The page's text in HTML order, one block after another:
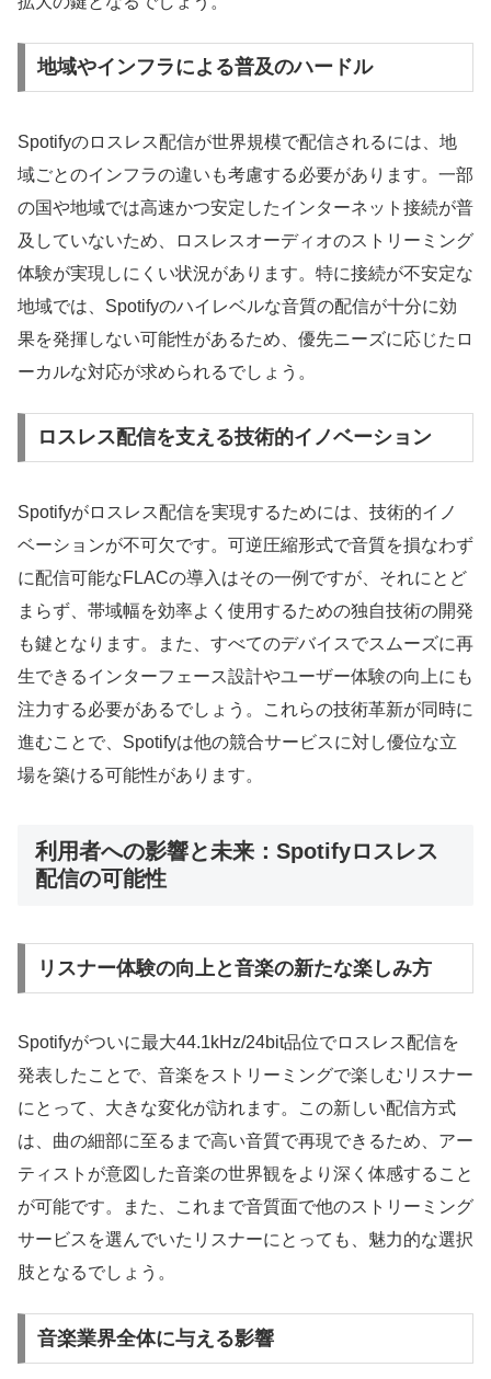
地域やインフラによる普及のハードル
Spotifyのロスレス配信が世界規模で配信されるには、地
域ごとのインフラの違いも考慮する必要があります。一部
の国や地域では高速かつ安定したインターネット接続が普
及していないため、ロスレスオーディオのストリーミング
体験が実現しにくい状況があります。特に接続が不安定な
地域では、Spotifyのハイレベルな音質の配信が十分に効
果を発揮しない可能性があるため、優先ニーズに応じたロ
ーカルな対応が求められるでしょう。
ロスレス配信を支える技術的イノベーション
Spotifyがロスレス配信を実現するためには、技術的イノ
ベーションが不可欠です。可逆圧縮形式で音質を損なわず
に配信可能なFLACの導入はその一例ですが、それにとど
まらず、帯域幅を効率よく使用するための独自技術の開発
も鍵となります。また、すべてのデバイスでスムーズに再
生できるインターフェース設計やユーザー体験の向上にも
注力する必要があるでしょう。これらの技術革新が同時に
進むことで、Spotifyは他の競合サービスに対し優位な立
場を築ける可能性があります。
利用者への影響と未来：Spotifyロスレス
配信の可能性
リスナー体験の向上と音楽の新たな楽しみ方
Spotifyがついに最大44.1kHz/24bit品位でロスレス配信を
発表したことで、音楽をストリーミングで楽しむリスナー
にとって、大きな変化が訪れます。この新しい配信方式
は、曲の細部に至るまで高い音質で再現できるため、アー
ティストが意図した音楽の世界観をより深く体感すること
が可能です。また、これまで音質面で他のストリーミング
サービスを選んでいたリスナーにとっても、魅力的な選択
肢となるでしょう。
音楽業界全体に与える影響